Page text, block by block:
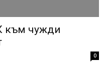
към чужди
0